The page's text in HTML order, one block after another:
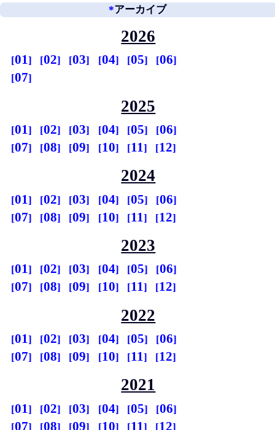
*アーカイブ
2026
01 02 03 04 05
06
07
2025
01 02 03 04 05
06
07
08 09 10 11 12
2024
01 02 03 04 05
06
07
08 09 10 11 12
2023
01 02 03 04 05
06
07
08 09 10 11 12
2022
01 02 03 04 05
06
07
08 09 10 11 12
2021
01 02 03 04 05
06
07
08 09 10 11 12